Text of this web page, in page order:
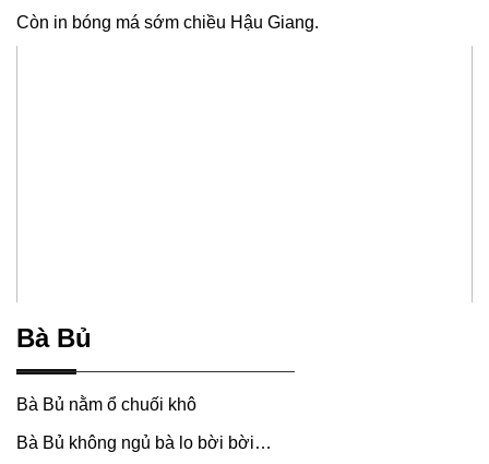
Còn in bóng má sớm chiều Hậu Giang.
Bà Bủ
Bà Bủ nằm ổ chuối khô
Bà Bủ không ngủ bà lo bời bời…